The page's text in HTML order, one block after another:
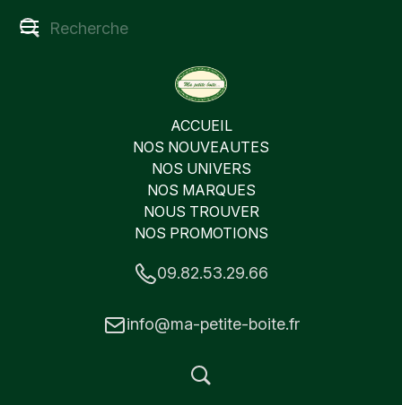
ACCUEIL
NOS NOUVEAUTES
NOS UNIVERS
NOS MARQUES
NOUS TROUVER
NOS PROMOTIONS
09.82.53.29.66
info@ma-petite-boite.fr